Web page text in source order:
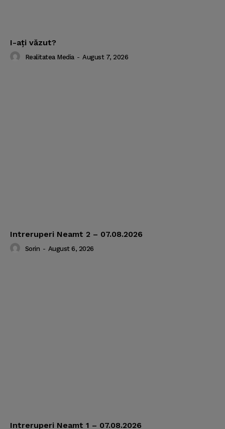
I-aţi văzut?
Realitatea Media - August 7, 2026
Intreruperi Neamt 2 – 07.08.2026
Sorin - August 6, 2026
Intreruperi Neamt 1 – 07.08.2026